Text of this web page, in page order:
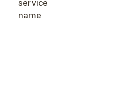
service
name